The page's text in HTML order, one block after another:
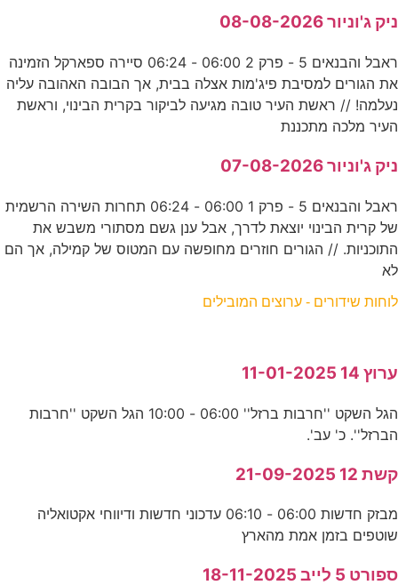
ניק ג'וניור 08-08-2026
ראבל והבנאים 5 - פרק 2 06:00 - 06:24 סיירה ספארקל הזמינה
את הגורים למסיבת פיג'מות אצלה בבית, אך הבובה האהובה עליה
נעלמה! // ראשת העיר טובה מגיעה לביקור בקרית הבינוי, וראשת
העיר מלכה מתכננת
ניק ג'וניור 07-08-2026
ראבל והבנאים 5 - פרק 1 06:00 - 06:24 תחרות השירה הרשמית
של קרית הבינוי יוצאת לדרך, אבל ענן גשם מסתורי משבש את
התוכניות. // הגורים חוזרים מחופשה עם המטוס של קמילה, אך הם
לא
לוחות שידורים - ערוצים המובילים
ערוץ 14 11-01-2025
הגל השקט ''חרבות ברזל'' 06:00 - 10:00 הגל השקט ''חרבות
הברזל''. כ' עב'.
קשת 12 21-09-2025
מבזק חדשות 06:00 - 06:10 עדכוני חדשות ודיווחי אקטואליה
שוטפים בזמן אמת מהארץ
ספורט 5 לייב 18-11-2025